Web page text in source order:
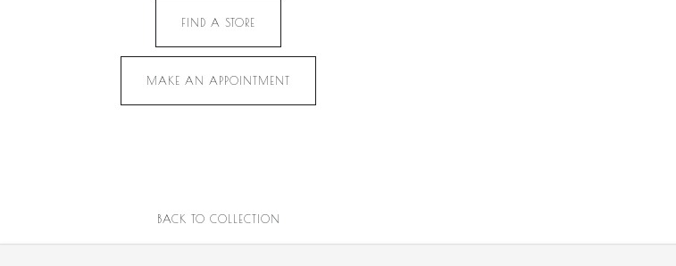
FIND A STORE
MAKE AN APPOINTMENT
BACK TO COLLECTION